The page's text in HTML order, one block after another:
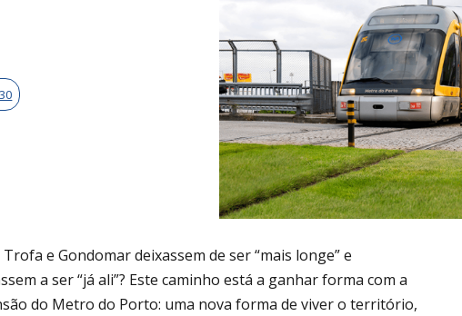
Trofa e Gondomar deixassem de ser “mais longe” e
a ser “já ali”? Este caminho está a ganhar forma com a
do Metro do Porto: uma nova forma de viver o território,